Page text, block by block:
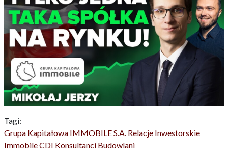
Tagi:
Grupa Kapitałowa IMMOBILE S.A. Relacje Inwestorskie
ImmobileCDI Konsultanci Budowlani